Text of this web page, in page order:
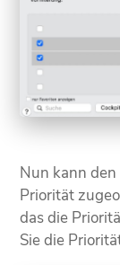
Nun kann
Priorität
das die
Sie die